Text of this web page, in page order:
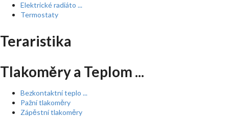
Elektrické radiáto ...
Termostaty
Teraristika
Tlakoměry a Teplom ...
Bezkontaktní teplo ...
Pažní tlakoměry
Zápěstní tlakoměry